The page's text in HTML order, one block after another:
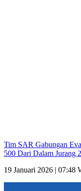
Tim SAR Gabungan
500 Dari Dalam Jurang
19 Januari 2026 | 07:48